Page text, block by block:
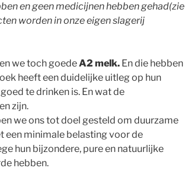
en geen medicijnen hebben gehad(zie
worden in onze eigen slagerij
we toch goedeA2 melk.En die hebben
heeft een duidelijke uitleg op hun
te drinken is. En wat de
zijn.
we ons tot doel gesteld om duurzame
een minimale belasting voor de
hun bijzondere, pure en natuurlijke
hebben.